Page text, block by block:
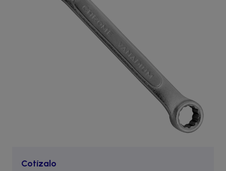
Cotízalo